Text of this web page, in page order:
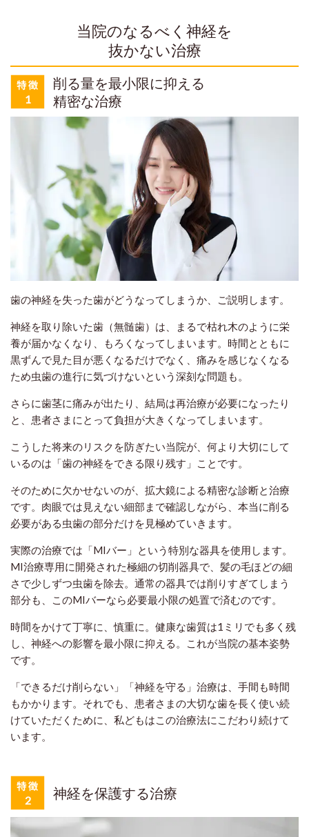
当院のなるべく神経を
抜かない治療
削る量を最小限に抑える
精密な治療
歯の神経を失った歯がどうなってしまうか、ご説明します。
神経を取り除いた歯（無髄歯）は、まるで枯れ木のように栄
養が届かなくなり、もろくなってしまいます。時間とともに
黒ずんで見た目が悪くなるだけでなく、痛みを感じなくなる
ため虫歯の進行に気づけないという深刻な問題も。
さらに歯茎に痛みが出たり、結局は再治療が必要になったり
と、患者さまにとって負担が大きくなってしまいます。
こうした将来のリスクを防ぎたい当院が、何より大切にして
いるのは「歯の神経をできる限り残す」ことです。
そのために欠かせないのが、拡大鏡による精密な診断と治療
です。肉眼では見えない細部まで確認しながら、本当に削る
必要がある虫歯の部分だけを見極めていきます。
実際の治療では「MIバー」という特別な器具を使用します。
MI治療専用に開発された極細の切削器具で、髪の毛ほどの細
さで少しずつ虫歯を除去。通常の器具では削りすぎてしまう
部分も、このMIバーなら必要最小限の処置で済むのです。
時間をかけて丁寧に、慎重に。健康な歯質は1ミリでも多く残
し、神経への影響を最小限に抑える。これが当院の基本姿勢
です。
「できるだけ削らない」「神経を守る」治療は、手間も時間
もかかります。それでも、患者さまの大切な歯を長く使い続
けていただくために、私どもはこの治療法にこだわり続けて
います。
神経を保護する治療